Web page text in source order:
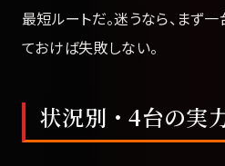
最短ルートだ。迷うなら、まず
ておけば失敗しない。
状況別・4台の実